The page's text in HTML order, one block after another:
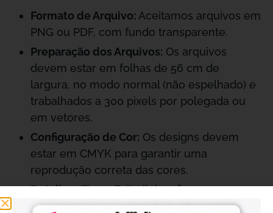
Formato de Arquivo: Aceitamos arquivos em
PNG ou PDF, com fundo transparente.
Preparação dos Arquivos: Os arquivos
devem estar em folhas de 56 cm de
largura, no modo normal (não espelhado) e
trabalhados a 300 pixels por polegada ou
em vetores.
Configuração de Cor: Os designs devem
estar em CMYK para garantir uma
reprodução correta das cores.
Detalhes Finos:Evite linhas finas com
menos de 8 pixels para garantir uma fixação